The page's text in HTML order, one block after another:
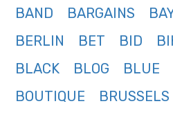
BAND
BARGAINS
BERLIN
BET BID
BLACK
BLOG BLUE
BOUTIQUE
BRUSSELS